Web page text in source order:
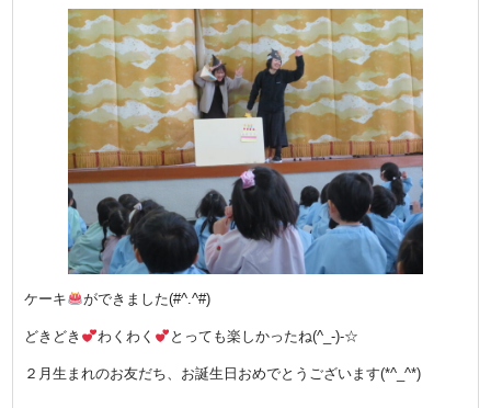
ケーキ ができました(#^.^#)
どきどき わくわく とっても楽しかったね(^_-)-☆
２月生まれのお友だち、お誕生日おめでとうございます(*^_^*)